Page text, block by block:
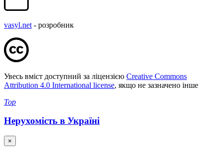
vasyl.net - розробник
Увесь вміст доступний за ліцензією Creative Commons
Attribution 4.0 International license, якщо не зазначено інше
Top
Нерухомість в Україні
×